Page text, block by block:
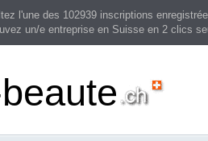
l'une des 102939 inscriptions
un/e entreprise en Suisse en 2 clics